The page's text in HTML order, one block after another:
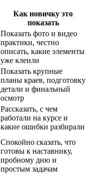
Как новичку это
показать
Показать фото и видео
практики, честно
описать, какие элементы
уже клеили
Показать крупные
планы краев, подготовку
детали и финальный
осмотр
Рассказать, с чем
работали на курсе и
какие ошибки разбирали
Спокойно сказать, что
готовы к наставнику,
пробному дню и
простым задачам